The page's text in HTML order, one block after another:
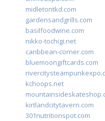
midletontkd.com
gardensandgrills.com
basilfoodwine.com
nikko-tochigi.net
caribbean-corner.com
bluemoongiftcards.com
kchoops.net
kirtlandcitytavern.com
301nutritionspot.com